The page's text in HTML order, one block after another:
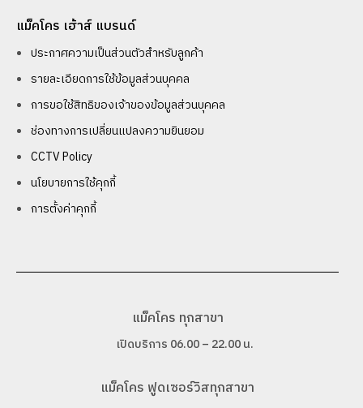
แม็คโคร เฮ้าส์ แบรนด์
ประกาศความเป็นส่วนตัวสำหรับลูกค้า
รายละเอียดการใช้ข้อมูลส่วนบุคคล
การขอใช้สิทธิของเจ้าของข้อมูลส่วนบุคคล
ช่องทางการเปลี่ยนแปลงความยินยอม
CCTV Policy
นโยบายการใช้คุกกี้
การตั้งค่าคุกกี้
แม็คโคร ทุกสาขา
เปิดบริการ 06.00 – 22.00 น.
แม็คโคร ฟูดเซอร์วิสทุกสาขา